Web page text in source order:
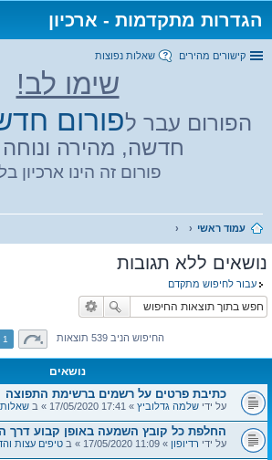
הגדרות מתקדמות - ארכיון
קישורים מהירים שאלות נפוצות
שימו לב!
הפורום עבר לפורום
חדשה, מהירה ונוחה
פורום זה הינו ארכיון
עמוד ראשי
נושאים ללא תגובות
עבור לחיפוש מתקדם
החיפוש הניב 539 תוצאות 1
נושאים
כתיבת פרטים על רשמים ברשימת התפוצה
על ידי שלמה גדלוביץ » 17:41 17/05/2020 » ב
החלפת כל קובץ השמעה באופן קבוע דרך
על ידי רדיופון » 11:09 17/05/2020 » ב טיפים עצות